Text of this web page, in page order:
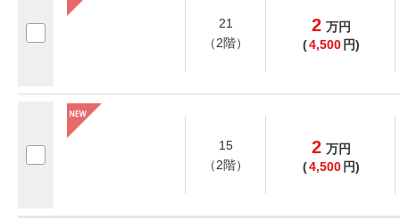
21
（2階）
2 万円
(4,500 円)
15
（2階）
2 万円
(4,500 円)